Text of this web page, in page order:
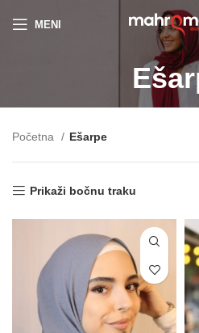
MENI
Početna Ešarpe
Prikaži bočnu traku